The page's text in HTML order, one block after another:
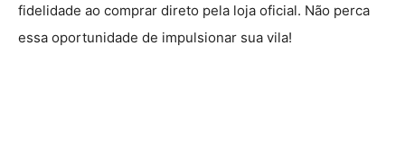
fidelidade ao comprar direto pela loja oficial. Não perca
essa oportunidade de impulsionar sua vila!